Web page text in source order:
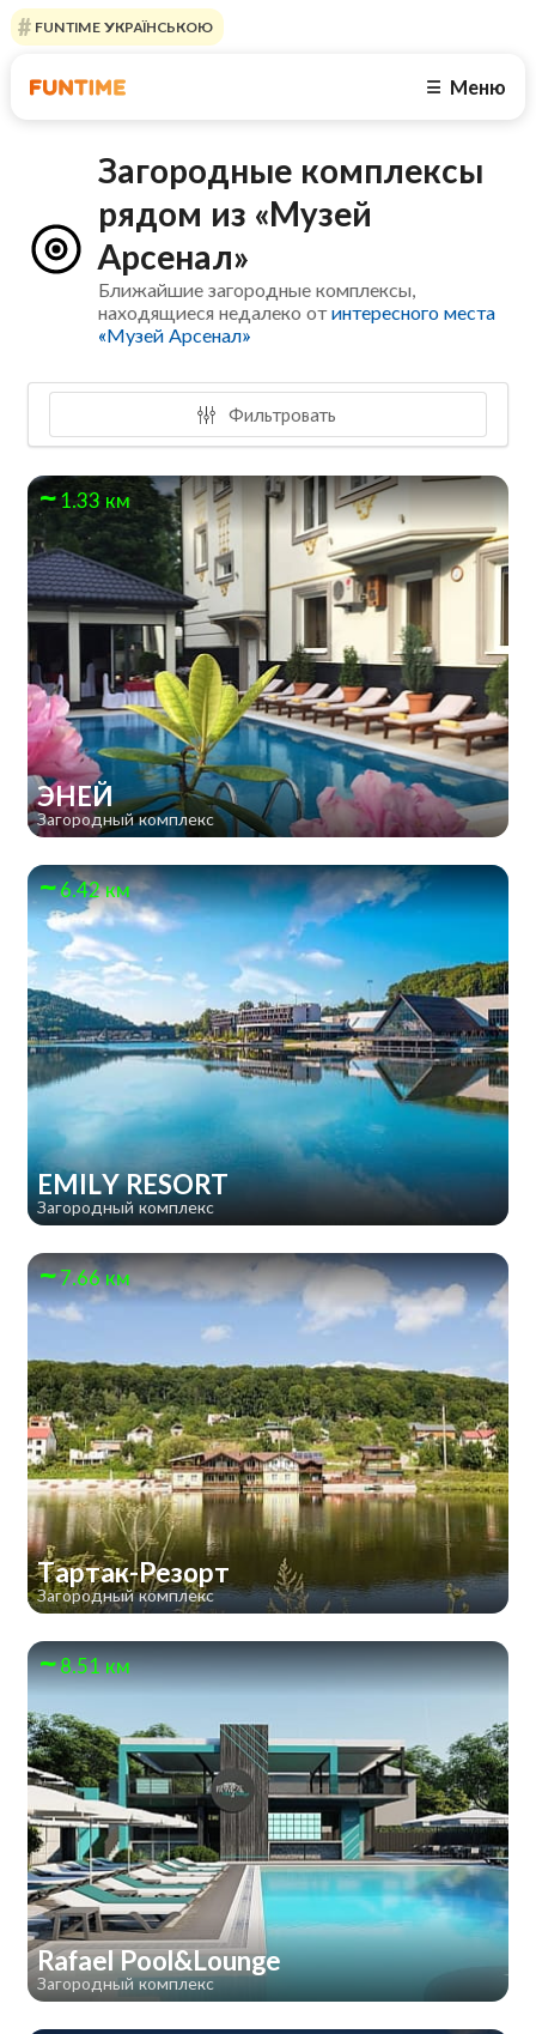
FUNTIME УКРАЇНСЬКОЮ
☰ Меню
Загородные комплексы
рядом из «Музей
Арсенал»
Ближайшие загородные комплексы,
находящиеся недалеко отинтересного места
«Музей Арсенал»
Фильтровать
1.33 км
ЭНЕЙ
Загородный комплекс
6.42 км
EMILY RESORT
Загородный комплекс
7.66 км
Тартак-Резорт
Загородный комплекс
8.51 км
Rafael Pool&Lounge
Загородный комплекс